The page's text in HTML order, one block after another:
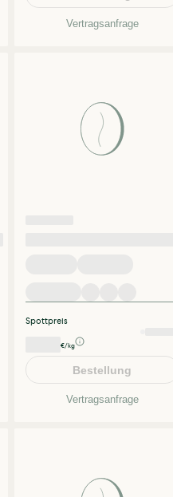
Vertragsanfrage
Spottpreis
€/kg
Bestellung
Vertragsanfrage